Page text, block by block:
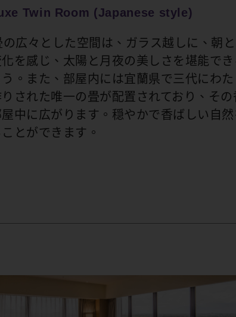
Twin Room (Japanese style)
の広々とした空間は、ガラス越しに、朝
を感じ、太陽と月夜の美しさを堪能で
う。また、部屋内には宜蘭県で三代にわた
された唯一の畳が配置されており、その
中に広がります。穏やかで香ばしい自
とができます。